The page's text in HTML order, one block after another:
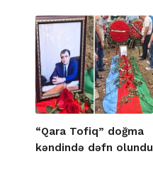
“Qara Tofiq” doğma
kəndində dəfn olundu